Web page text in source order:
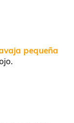
pequeña